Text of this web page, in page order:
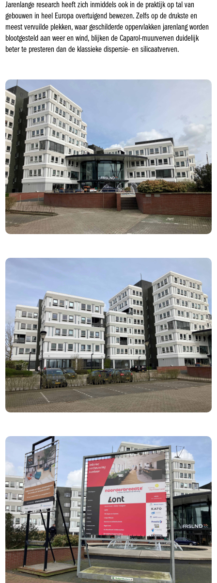
Jarenlange research heeft zich inmiddels ook in de praktijk op tal van
gebouwen in heel Europa overtuigend bewezen. Zelfs op de drukste en
meest vervuilde plekken, waar geschilderde oppervlakken jarenlang worden
blootgesteld aan weer en wind, blijken de Caparol-muurverven duidelijk
beter te presteren dan de klassieke dispersie- en silicaatverven.